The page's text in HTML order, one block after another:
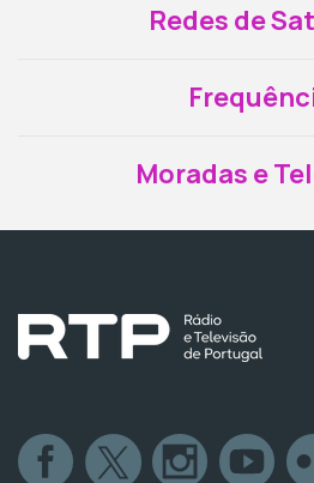
Redes de
Moradas e